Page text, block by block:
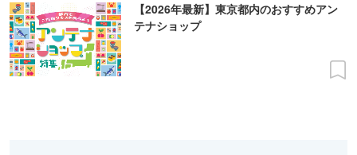
【2026年最新】東京都内のおすすめアン
テナショップ